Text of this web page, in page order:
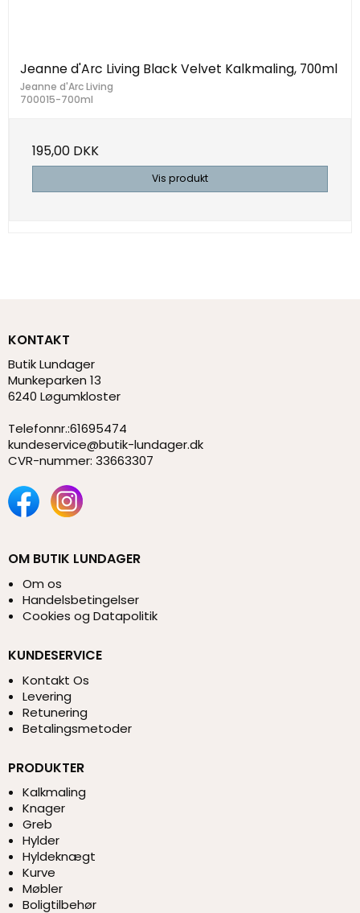
Jeanne d'Arc Living Black Velvet Kalkmaling, 700ml
Jeanne d'Arc Living
700015-700ml
195,00 DKK
Vis produkt
KONTAKT
Butik Lundager
Munkeparken 13
6240 Løgumkloster
Telefonnr.:61695474
kundeservice@butik-lundager.dk
CVR-nummer: 33663307
OM BUTIK LUNDAGER
Om os
Handelsbetingelser
Cookies og Datapolitik
KUNDESERVICE
Kontakt Os
Levering
Retunering
Betalingsmetoder
PRODUKTER
Kalkmaling
Knager
Greb
Hylder
Hyldeknægt
Kurve
Møbler
Boligtilbehør